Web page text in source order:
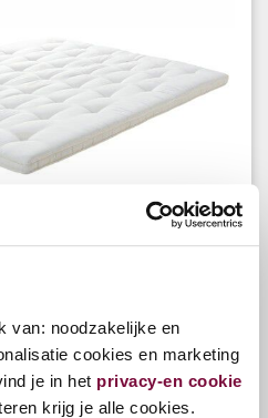
van: noodzakelijke en
cookies en marketing
je in het privacy-en cookie
krijg je alle cookies.
Natuurlatex